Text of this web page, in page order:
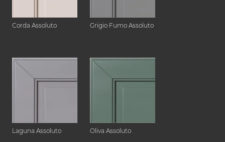
Corda Assoluto Grigio Fumo Assoluto
Laguna Assoluto Oliva Assoluto